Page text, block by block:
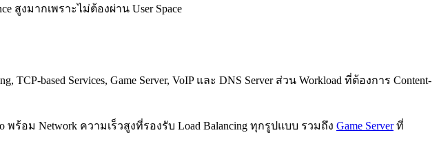
สูงมากเพราะไม่ต้องผ่าน User Space
based Services, Game Server, VoIP และ DNS Server ส่วน Workload ที่ต้องการ Content-
พร้อม Network ความเร็วสูงที่รองรับ Load Balancing ทุกรูปแบบ รวมถึง Game Serverที่